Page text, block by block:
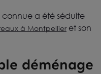
a été séduite
à Montpellieret son
déménage